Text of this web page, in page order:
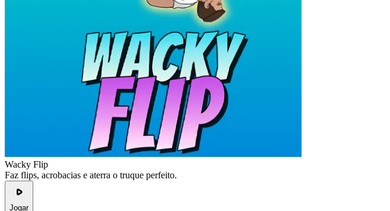
Wacky Flip
Faz flips, acrobacias e aterra o truque perfeito.
Jogar